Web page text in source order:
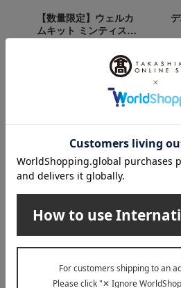
【数量限定】ウェルカ
ムキット ミンティスパ
ーク･ユズ
AYURA（アユーラ
スキンケア
ベースメイク
ボディケア